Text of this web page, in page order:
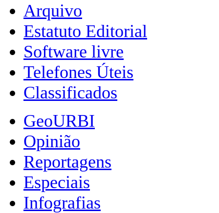
Arquivo
Estatuto Editorial
Software livre
Telefones Úteis
Classificados
GeoURBI
Opinião
Reportagens
Especiais
Infografias